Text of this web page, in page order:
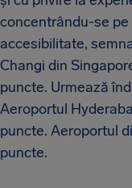
concentrându-se
accesibilitate,
Changi din
puncte. Urmează
Aeroportul
puncte. Aeroportul
puncte.